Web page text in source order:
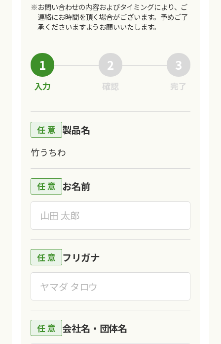
※お問い合わせの内容およびタイミングにより、ご
連絡にお時間を頂く場合がございます。 予めご了
承くださいますようお願いいたします。
1
入力
2
確認
3
完了
製品名
竹うちわ
お名前
フリガナ
会社名・団体名